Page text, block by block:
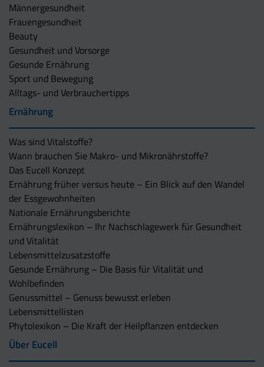
Männergesundheit
Frauengesundheit
Beauty
Gesundheit und Vorsorge
Gesunde Ernährung
Sport und Bewegung
Alltags- und Verbrauchertipps
Ernährung
Was sind Vitalstoffe?
Wann brauchen Sie Makro- und Mikronährstoffe?
Das Eucell Konzept
Ernährung früher versus heute – Ein Blick auf den Wandel
der Essgewohnheiten
Nationale Ernährungsberichte
Ernährungslexikon – Ihr Nachschlagewerk für Gesundheit
und Vitalität
Lebensmittelzusatzstoffe
Gesunde Ernährung – Die Basis für Vitalität und
Wohlbefinden
Genussmittel – Genuss bewusst erleben
Lebensmittellisten
Phytolexikon – Die Kraft der Heilpflanzen entdecken
Über Eucell